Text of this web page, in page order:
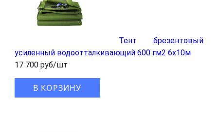
Тент брезентовый
усиленный водоотталкивающий 600 гм2 6x10м
17 700 руб/шт
В КОРЗИНУ